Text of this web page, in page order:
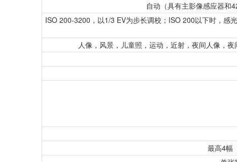
自动（具有主影像感应器和
ISO 200-3200，以1/3 EV为步长调校；ISO 200以下时，感
人像，风景，儿童照，运动，近射，夜间人像，
最高4幅